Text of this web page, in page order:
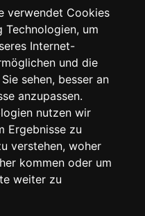
verwendet Cookies
Technologien, um
Internet-
und die
sehen, besser an
anzupassen.
nutzen wir
Ergebnisse zu
verstehen, woher
kommen oder um
weiter zu